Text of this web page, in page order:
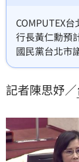
COMPUTEX
行長黃仁勳預
國民黨台北市
來台灣好幾次
仁勳見過兩次
記者陳思妤／